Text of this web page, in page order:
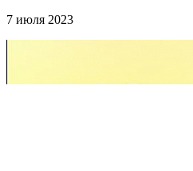
7 июля 2023